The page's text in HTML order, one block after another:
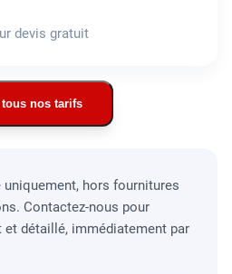
devis gratuit
nos tarifs
uniquement, hors fournitures
Contactez-nous pour
et détaillé, immédiatement par